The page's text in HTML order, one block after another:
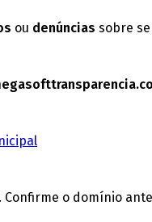
ou denúncias sobre
o domínio